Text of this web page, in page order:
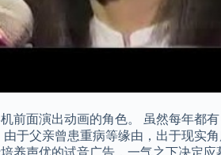
面演出动画的角色。 虽然每年都
于父亲曾患重病等缘由，出于现实
声优的试音广告，一气之下决定